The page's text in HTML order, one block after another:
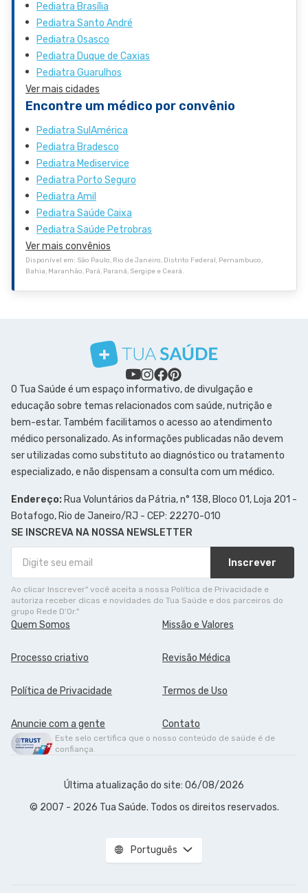
Pediatra Brasília
Pediatra Santo André
Pediatra Osasco
Pediatra Duque de Caxias
Pediatra Guarulhos
Ver mais cidades
Encontre um médico por convênio
Pediatra SulAmérica
Pediatra Bradesco
Pediatra Mediservice
Pediatra Porto Seguro
Pediatra Amil
Pediatra Saúde Caixa
Pediatra Saúde Petrobras
Ver mais convênios
Disponível em: São Paulo, Rio de Janeiro, Distrito Federal, Pernambuco,
Bahia, Maranhão, Pará, Paraná, Sergipe e Ceará.
O Tua Saúde é um espaço informativo, de divulgação e
educação sobre temas relacionados com saúde, nutrição e
bem-estar. Também facilitamos o acesso ao atendimento
médico personalizado. As informações publicadas não devem
ser utilizadas como substituto ao diagnóstico ou tratamento
especializado, e não dispensam a consulta com um médico.
Endereço:Rua Voluntários da Pátria, n° 138, Bloco 01, Loja 201 -
Botafogo, Rio de Janeiro/RJ - CEP: 22270-010
SE INSCREVA NA NOSSA NEWSLETTER
Inscrever
Ao clicar Inscrever" você aceita a nossa Política de Privacidade e
autoriza receber dicas e novidades do Tua Saúde e dos parceiros do
grupo Rede D'Or."
Quem Somos Missão e Valores
Processo criativo Revisão Médica
Política de Privacidade Termos de Uso
Anuncie com a gente Contato
Este selo certifica que o nosso conteúdo de saúde é de
confiança.
Última atualização do site: 06/08/2026
© 2007 - 2026 Tua Saúde. Todos os direitos reservados.
Português